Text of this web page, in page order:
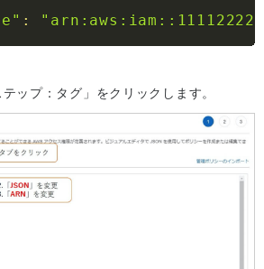
:
ップ：タグ」をクリックします。